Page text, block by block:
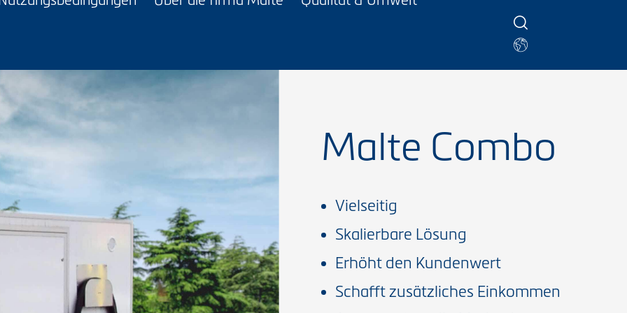
Malte Combo
Vielseitig
Skalierbare Lösung
Erhöht den Kundenwert
Schafft zusätzliches Einkommen